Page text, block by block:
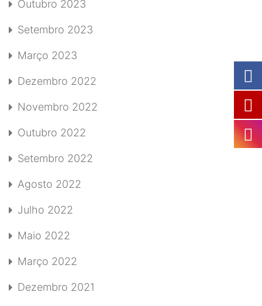
Outubro 2023
Setembro 2023
Março 2023
Dezembro 2022
Novembro 2022
Outubro 2022
Setembro 2022
Agosto 2022
Julho 2022
Maio 2022
Março 2022
Dezembro 2021